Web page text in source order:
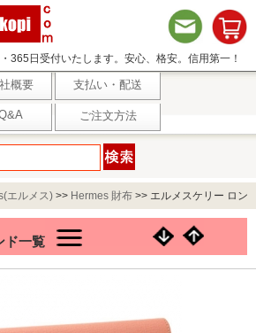
365日受付いたします。安心、格安。信用第一！
概要 支払い・配送
ご注文方法
エルメス) >> Hermes 財布 >> エルメスケリー ロン
ド一覧